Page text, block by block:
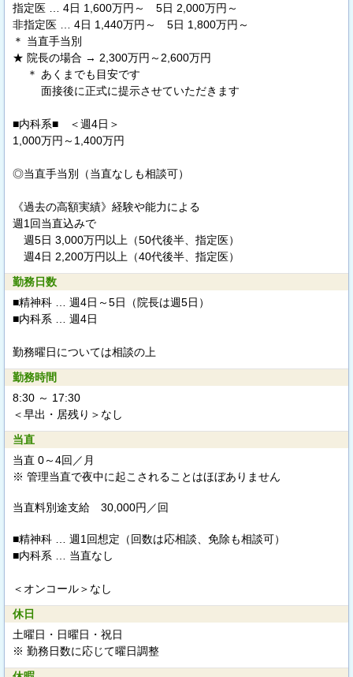
指定医 … 4日 1,600万円～ 5日 2,000万円～
非指定医 … 4日 1,440万円～ 5日 1,800万円～
＊ 当直手当別
★ 院長の場合 → 2,300万円～2,600万円
＊ あくまでも目安です
面接後に正式に提示させていただきます
■内科系■ ＜週4日＞
1,000万円～1,400万円
◎当直手当別（当直なしも相談可）
《過去の高額実績》経験や能力による
週1回当直込みで
週5日 3,000万円以上（50代後半、指定医）
週4日 2,200万円以上（40代後半、指定医）
勤務日数
■精神科 … 週4日～5日（院長は週5日）
■内科系 … 週4日
勤務曜日については相談の上
勤務時間
8:30 ～ 17:30
＜早出・居残り＞なし
当直
当直 0～4回／月
※ 管理当直で夜中に起こされることはほぼありません
当直料別途支給 30,000円／回
■精神科 … 週1回想定（回数は応相談、免除も相談可）
■内科系 … 当直なし
＜オンコール＞なし
休日
土曜日・日曜日・祝日
※ 勤務日数に応じて曜日調整